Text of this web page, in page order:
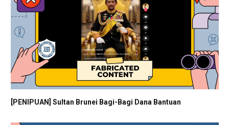
[PENIPUAN] Sultan Brunei Bagi-Bagi Dana Bantuan